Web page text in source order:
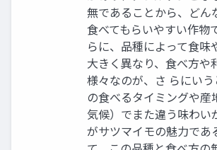
無であることから、どん
食べてもらいやすい作物
らに、品種によって食味
大きく異なり、食べ方や
様々なのが、さ らにい
の食べるタイミングや産
気候）でまた違う味わい
がサツマイモの魅力であ